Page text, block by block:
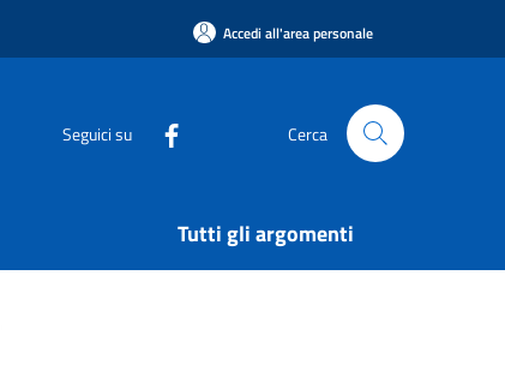
Accedi all'area personale
Seguici su Cerca
Tutti gli argomenti